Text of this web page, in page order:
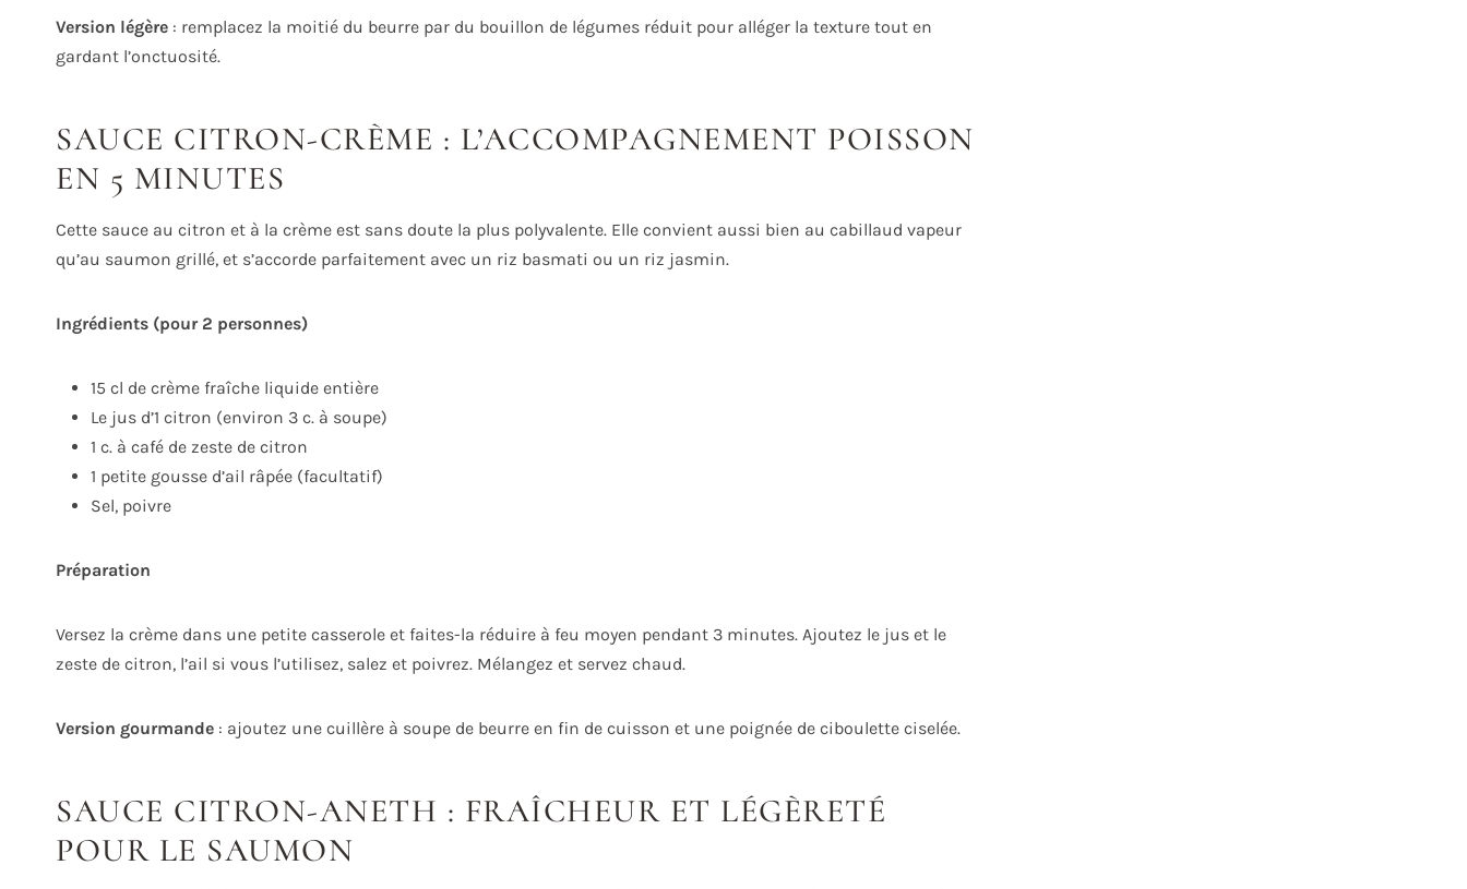
Version légère : remplacez la moitié du beurre par du bouillon de légumes réduit pour alléger la texture tout en
gardant l’onctuosité.
SAUCE CITRON-CRÈME : L’ACCOMPAGNEMENT POISSON
EN 5 MINUTES
Cette sauce au citron et à la crème est sans doute la plus polyvalente. Elle convient aussi bien au cabillaud vapeur
qu’au saumon grillé, et s’accorde parfaitement avec un riz basmati ou un riz jasmin.
Ingrédients (pour 2 personnes)
15 cl de crème fraîche liquide entière
Le jus d’1 citron (environ 3 c. à soupe)
1 c. à café de zeste de citron
1 petite gousse d’ail râpée (facultatif)
Sel, poivre
Préparation
Versez la crème dans une petite casserole et faites-la réduire à feu moyen pendant 3 minutes. Ajoutez le jus et le
zeste de citron, l’ail si vous l’utilisez, salez et poivrez. Mélangez et servez chaud.
Version gourmande : ajoutez une cuillère à soupe de beurre en fin de cuisson et une poignée de ciboulette ciselée.
SAUCE CITRON-ANETH : FRAÎCHEUR ET LÉGÈRETÉ
POUR LE SAUMON